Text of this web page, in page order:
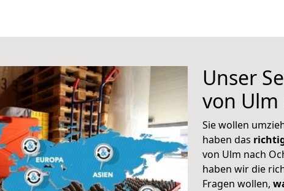
Unser
von Ulm
Sie wollen
haben das
von Ulm nach
haben wir die
Fragen wollen,